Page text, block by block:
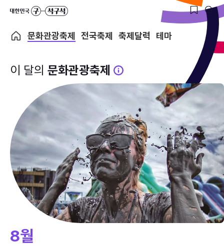
문화관광축제 전국축제 축제달력 테마
이 달의 문화관광축제
8월